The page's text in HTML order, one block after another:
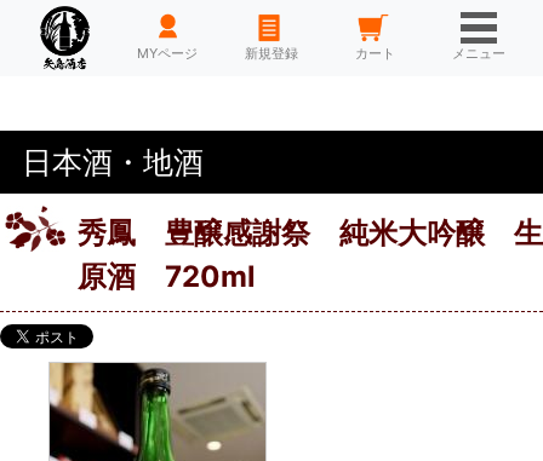
HOME MYページ 新規登録 カート メニュー
日本酒・地酒
秀鳳 豊醸感謝祭 純米大吟醸 生
原酒 720ml